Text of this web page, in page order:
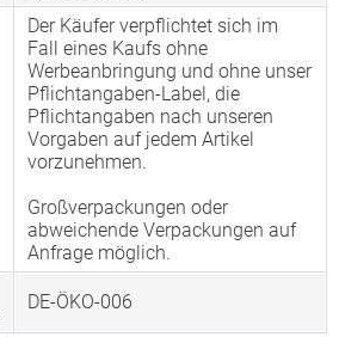
Der Käufer verpflichtet sich im
Fall eines Kaufs ohne
Werbeanbringung und ohne unser
Pflichtangaben-Label, die
Pflichtangaben nach unseren
Vorgaben auf jedem Artikel
vorzunehmen.
Großverpackungen oder
abweichende Verpackungen auf
Anfrage möglich.
DE-ÖKO-006